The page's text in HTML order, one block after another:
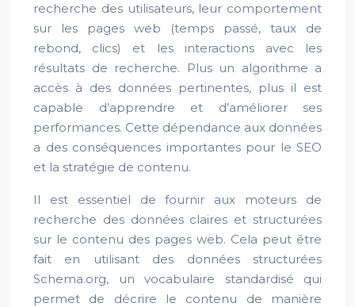
recherche des utilisateurs, leur comportement
sur les pages web (temps passé, taux de
rebond, clics) et les interactions avec les
résultats de recherche. Plus un algorithme a
accès à des données pertinentes, plus il est
capable d’apprendre et d’améliorer ses
performances. Cette dépendance aux données
a des conséquences importantes pour le SEO
et la stratégie de contenu.
Il est essentiel de fournir aux moteurs de
recherche des données claires et structurées
sur le contenu des pages web. Cela peut être
fait en utilisant des données structurées
Schema.org, un vocabulaire standardisé qui
permet de décrire le contenu de manière